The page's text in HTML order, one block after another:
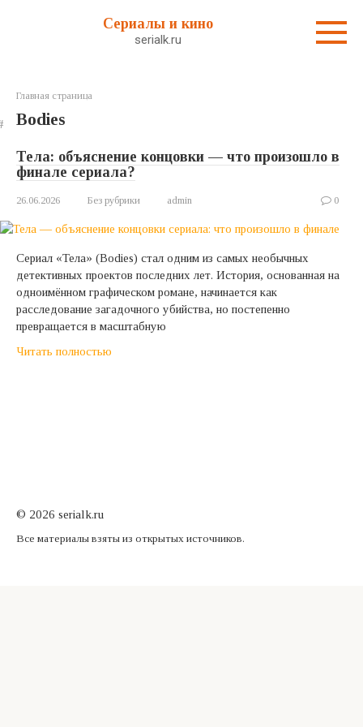
Сериалы и кино
serialk.ru
Главная страница
Bodies
Тела: объяснение концовки — что произошло в
финале сериала?
26.06.2026 Без рубрики admin 0
Сериал «Тела» (Bodies) стал одним из самых необычных
детективных проектов последних лет. История, основанная на
одноимённом графическом романе, начинается как
расследование загадочного убийства, но постепенно
превращается в масштабную
Читать полностью
© 2026 serialk.ru
Все материалы взяты из открытых источников.